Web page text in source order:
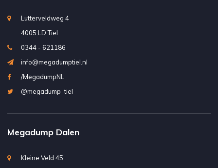
Lutterveldweg 4
4005 LD Tiel
0344 - 621186
info@megadumptiel.nl
/MegadumpNL
@megadump_tiel
Megadump Dalen
Kleine Veld 45